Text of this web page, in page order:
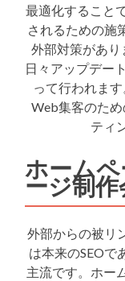
最適化すること
されるための施
外部対策があり
日々アップデー
って行われま
Web集客のた
ティ
ホーム
ージ制作
外部からの被リ
は本来のSEOで
主流です。ホー